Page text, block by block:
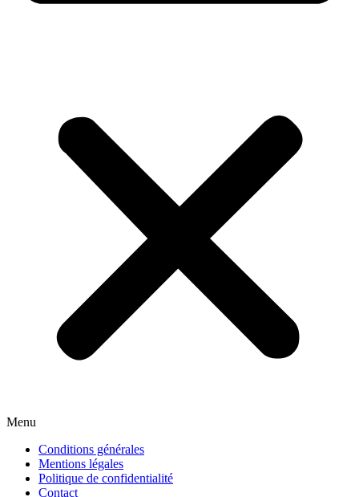
Menu
Conditions générales
Mentions légales
Politique de confidentialité
Contact